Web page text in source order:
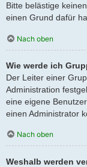
Bitte belästige
einen Grund dafür
Nach oben
Wie werde ich
Der Leiter einer
Administration
eine eigene
einen Administrator
Nach oben
Weshalb werden